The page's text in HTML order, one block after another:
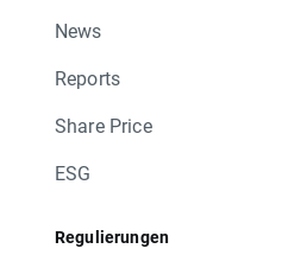
News
Reports
Share Price
ESG
Regulierungen